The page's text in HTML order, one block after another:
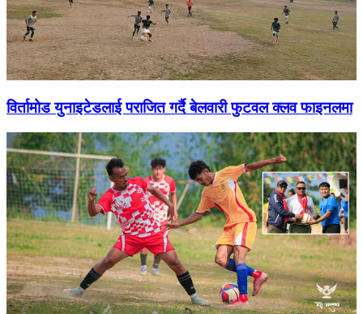
विर्तामोड युनाइटेडलाई पराजित गर्दै बेलवारी फुटवल क्लव फाइनलमा